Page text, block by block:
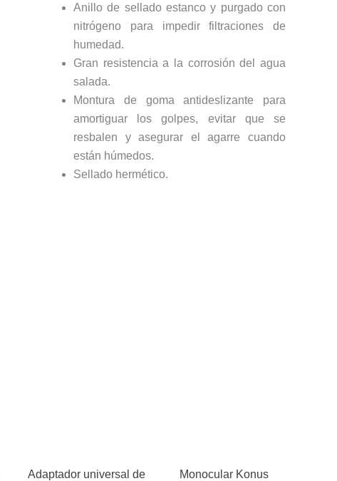
Anillo de sellado estanco y purgado con
nitrógeno para impedir filtraciones de
humedad.
Gran resistencia a la corrosión del agua
salada.
Montura de goma antideslizante para
amortiguar los golpes, evitar que se
resbalen y asegurar el agarre cuando
están húmedos.
Sellado hermético.
Adaptador universal de
Monocular Konus